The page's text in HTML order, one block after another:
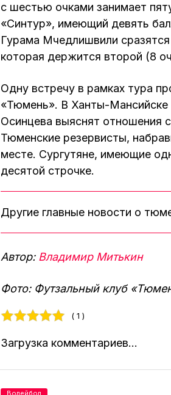
с шестью очками занимает
«Синтур», имеющий девять
Гурама Мчедлишвили
которая держится второй (8
Одну встречу в рамках тура
«Тюмень». В Ханты-Мансийске
Осинцева выяснят отношения
Тюменские резервисты,
месте. Сургутяне, имеющие
десятой строчке.
Другие главные новости о
Автор: Владимир Митькин
Фото: Футзальный клуб
( 1 )
Загрузка комментариев...
Волейбол